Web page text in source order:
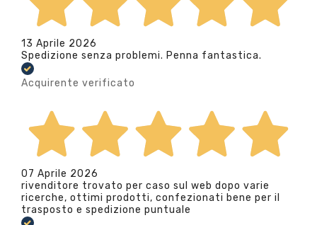
13 Aprile 2026
Spedizione senza problemi. Penna fantastica.
Acquirente verificato
07 Aprile 2026
rivenditore trovato per caso sul web dopo varie
ricerche, ottimi prodotti, confezionati bene per il
trasposto e spedizione puntuale